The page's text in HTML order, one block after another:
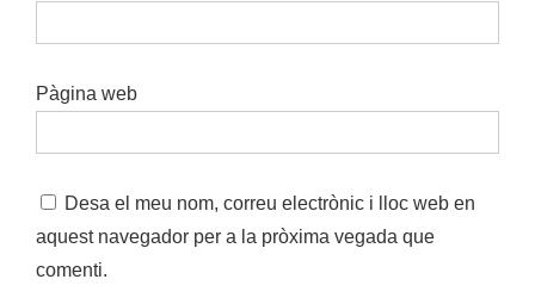
Pàgina web
Desa el meu nom, correu electrònic i lloc web en
aquest navegador per a la pròxima vegada que
comenti.